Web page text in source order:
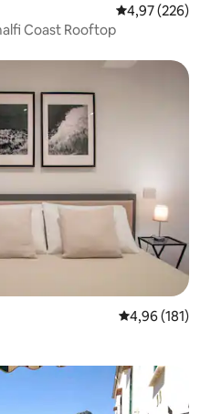
Gemiddelde
4,97 (226)
Coast Rooftop
Gemiddelde
4,96 (181)